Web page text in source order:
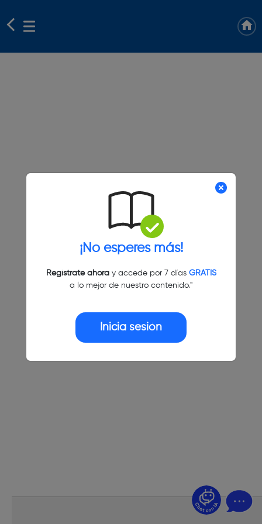
¡No esperes más!
Regístrate ahoray accede por 7 días GRATIS
a lo mejor de nuestro contenido."
Inicia sesión